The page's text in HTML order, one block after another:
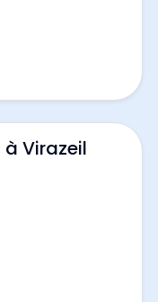
Virazeil